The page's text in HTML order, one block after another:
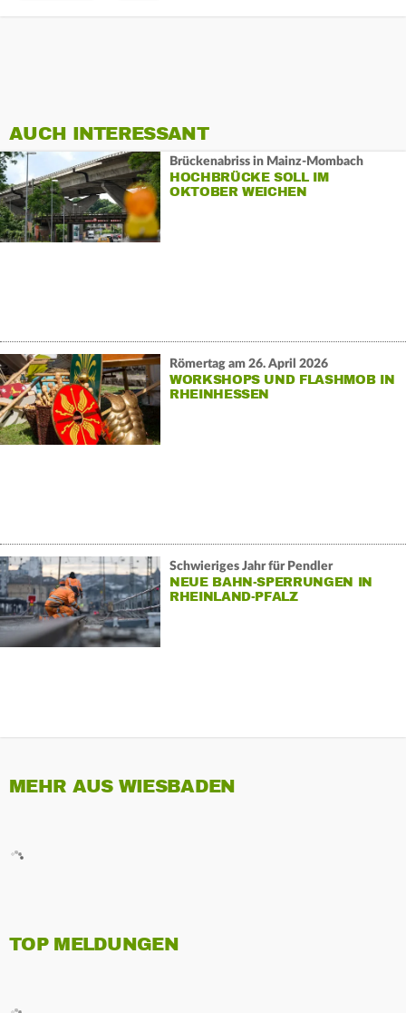
AUCH INTERESSANT
Brückenabriss in Mainz-Mombach
HOCHBRÜCKE SOLL IM
OKTOBER WEICHEN
Römertag am 26. April 2026
WORKSHOPS UND FLASHMOB IN
RHEINHESSEN
Schwieriges Jahr für Pendler
NEUE BAHN-SPERRUNGEN IN
RHEINLAND-PFALZ
MEHR AUS WIESBADEN
TOP MELDUNGEN